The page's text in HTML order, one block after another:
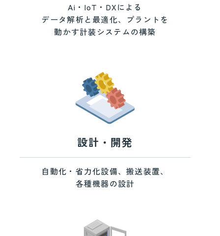
Ai・IoT・DXによる
データ解析と最適化、プラントを
動かす計装システムの構築
設計・開発
自動化・省力化設備、搬送装置、
各種機器の設計